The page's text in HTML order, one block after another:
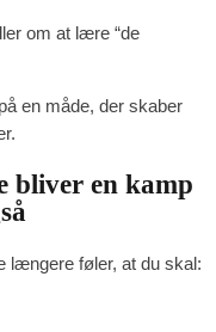
om at lære “de
en måde, der skaber
bliver en kamp
længere føler, at du skal: